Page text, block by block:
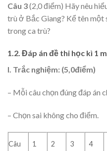
Câu 3(2,0 điểm) Hãy nêu
trù ở Bắc Giang? Kể tên
trong ca trù?
1.2. Đáp án đề thi học kì 1
I. Trắc nghiệm: (5,0điểm)
– Mỗi câu chọn đúng đáp án
– Chọn sai không cho điểm.
Câu 1 2 3 4